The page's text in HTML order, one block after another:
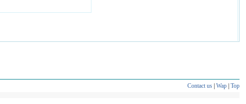
Contact us| Wap| Top